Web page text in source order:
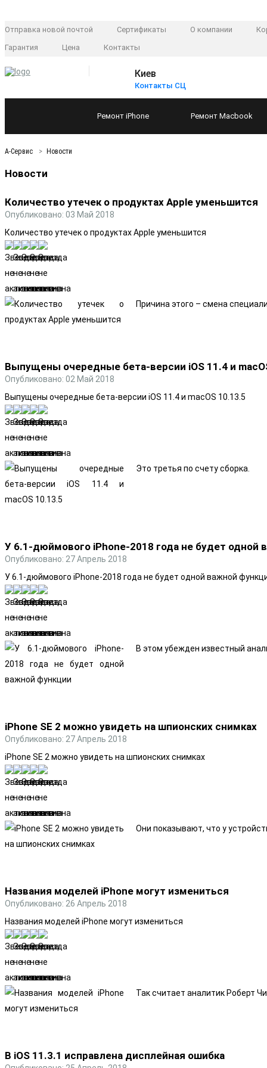
Отправка новой почтой Сертификаты О компании
Гарантия
Цена Контакты
Киев
Контакты СЦ
Ремонт iPhone Ремонт Macbook
А-Сервис Новости
Новости
Количество утечек о продуктах Apple уменьшится
Опубликовано: 03 Май 2018
Количество утечек о продуктах Apple уменьшится
Причина этого – смена
Выпущены очередные бета-версии iOS 11.4 и
Опубликовано: 02 Май 2018
Выпущены очередные бета-версии iOS 11.4 и macOS 10.13.5
Это третья по счету сборка.
У 6.1-дюймового iPhone-2018 года не будет одной
Опубликовано: 27 Апрель 2018
У 6.1-дюймового iPhone-2018 года не будет одной важной
В этом убежден известный
iPhone SE 2 можно увидеть на шпионских снимках
Опубликовано: 27 Апрель 2018
iPhone SE 2 можно увидеть на шпионских снимках
Они показывают, что у
Названия моделей iPhone могут измениться
Опубликовано: 26 Апрель 2018
Названия моделей iPhone могут измениться
Так считает аналитик Роберт
В iOS 11.3.1 исправлена дисплейная ошибка